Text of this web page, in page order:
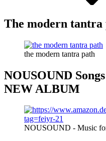
The modern tantra
the modern tantra path
NOUSOUND
NEW ALBUM
NOUSOUND - Music